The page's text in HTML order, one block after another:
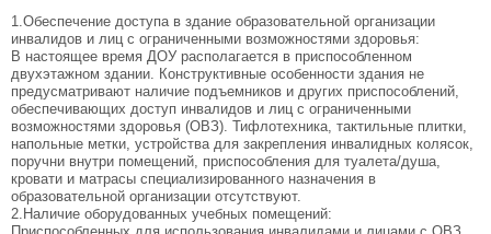
1.Обеспечение доступа в здание образовательной организации
инвалидов и лиц с ограниченными возможностями здоровья:
В настоящее время ДОУ располагается в приспособленном
двухэтажном здании. Конструктивные особенности здания не
предусматривают наличие подъемников и других приспособлений,
обеспечивающих доступ инвалидов и лиц с ограниченными
возможностями здоровья (ОВЗ). Тифлотехника, тактильные плитки,
напольные метки, устройства для закрепления инвалидных колясок,
поручни внутри помещений, приспособления для туалета/душа,
кровати и матрасы специализированного назначения в
образовательной организации отсутствуют.
2.Наличие оборудованных учебных помещений: